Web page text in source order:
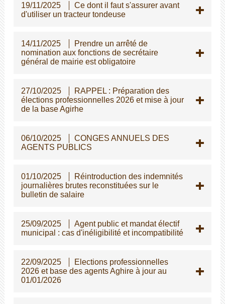
19/11/2025
Ce dont il faut s'assurer avant
d'utiliser un tracteur tondeuse
14/11/2025
Prendre un arrêté de
nomination aux fonctions de secrétaire
général de mairie est obligatoire
27/10/2025
RAPPEL : Préparation des
élections professionnelles 2026 et mise à jour
de la base Agirhe
06/10/2025
CONGES ANNUELS DES
AGENTS PUBLICS
01/10/2025
Réintroduction des indemnités
journalières brutes reconstituées sur le
bulletin de salaire
25/09/2025
Agent public et mandat électif
municipal : cas d'inéligibilité et incompatibilité
22/09/2025
Elections professionnelles
2026 et base des agents Aghire à jour au
01/01/2026